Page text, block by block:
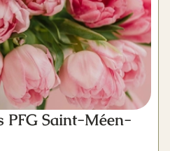
PFG Saint-Méen-